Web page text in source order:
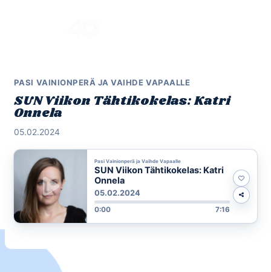
PASI VAINIONPERÄ JA VAIHDE VAPAALLE
SUN Viikon Tähtikokelas: Katri
Onnela
05.02.2024
Pasi Vainionperä ja Vaihde Vapaalle
SUN Viikon Tähtikokelas: Katri
Onnela
05.02.2024
0:00 7:16